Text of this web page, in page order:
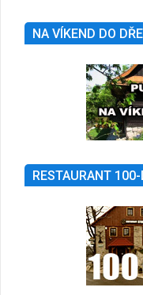
NA VÍKEND DO
RESTAURANT